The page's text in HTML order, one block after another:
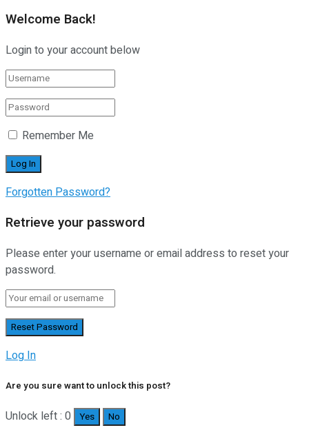
Welcome Back!
Login to your account below
Remember Me
Forgotten Password?
Retrieve your password
Please enter your username or email address to reset your
password.
Log In
Are you sure want to unlock this post?
Unlock left : 0 Yes No